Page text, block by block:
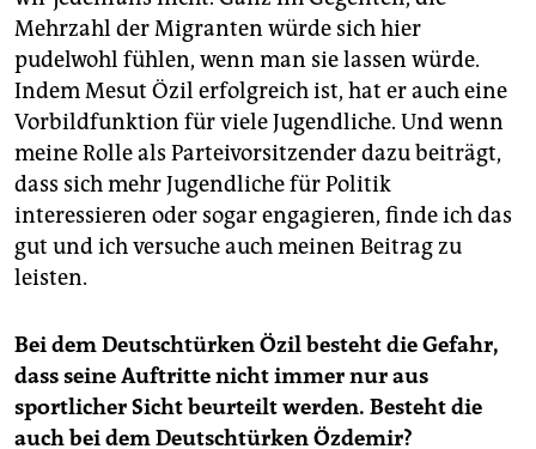
Mehrzahl der Migranten würde sich hier
pudelwohl fühlen, wenn man sie lassen würde.
Indem Mesut Özil erfolgreich ist, hat er auch eine
Vorbildfunktion für viele Jugendliche. Und wenn
meine Rolle als Parteivorsitzender dazu beiträgt,
dass sich mehr Jugendliche für Politik
interessieren oder sogar engagieren, finde ich das
gut und ich versuche auch meinen Beitrag zu
leisten.
Bei dem Deutschtürken Özil besteht die Gefahr,
dass seine Auftritte nicht immer nur aus
sportlicher Sicht beurteilt werden. Besteht die
auch bei dem Deutschtürken Özdemir?